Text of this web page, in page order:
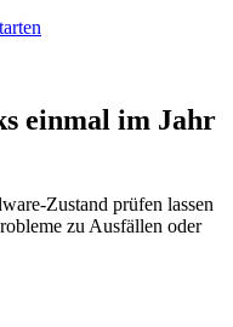
einmal im Jahr
Zustand prüfen lassen
zu Ausfällen oder